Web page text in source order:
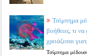
Τσίμπημα
βοήθειες, τι
χρειάζεσαι
Τσίμπημα